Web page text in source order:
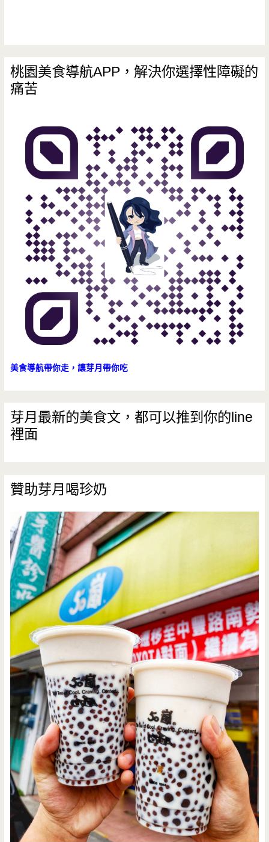
桃園美食導航APP，解決你選擇性障礙的
痛苦
美食導航帶你走，讓芽月帶你吃
芽月最新的美食文，都可以推到你的line
裡面
贊助芽月喝珍奶